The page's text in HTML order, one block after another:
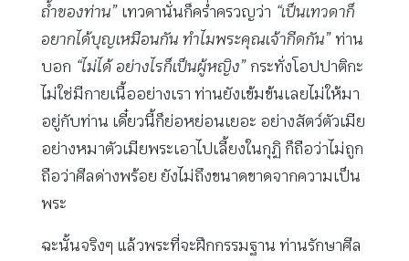
ถ้ำของท่าน” เทวดานั่นก็คร่ำครวญว่า “เป็นเทวดาก็
อยากได้บุญเหมือนกัน ทำไมพระคุณเจ้ากีดกัน” ท่าน
บอก “ไม่ได้ อย่างไรก็เป็นผู้หญิง” กระทั่งโอปปาติกะ
ไม่ใช่มีกายเนื้ออย่างเรา ท่านยังเข้มข้นเลยไม่ให้มา
อยู่กับท่าน เดี๋ยวนี้ก็ย่อหย่อนเยอะ อย่างสัตว์ตัวเมีย
อย่างหมาตัวเมียพระเอาไปเลี้ยงในกุฏิ ก็ถือว่าไม่ถูก
ถือว่าศีลด่างพร้อย ยังไม่ถึงขนาดขาดจากความเป็น
พระ
ฉะนั้นจริงๆ แล้วพระที่จะฝึกกรรมฐาน ท่านรักษาศีล